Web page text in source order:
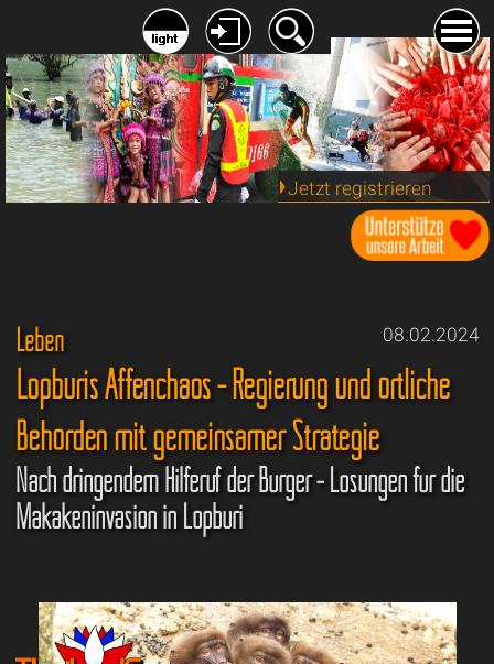
Jetzt registrieren
08.02.2024
Leben
Lopburis Affenchaos - Regierung und örtliche
Behörden mit gemeinsamer Strategie
Nach dringendem Hilferuf der Bürger - Lösungen für die
Makakeninvasion in Lopburi